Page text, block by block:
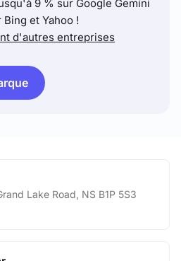
9 % sur Google Gemini
et Yahoo !
d'autres entreprises
Lake Road NS B1P 5S3